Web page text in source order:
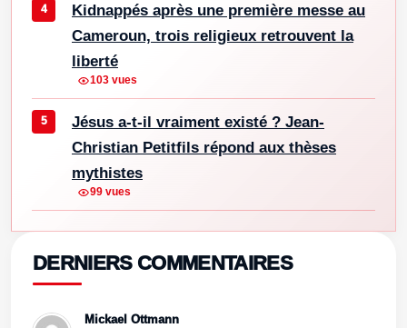
Kidnappés après une première messe au
Cameroun, trois religieux retrouvent la
liberté
103 vues
Jésus a-t-il vraiment existé ? Jean-
Christian Petitfils répond aux thèses
mythistes
99 vues
DERNIERS COMMENTAIRES
Mickael Ottmann